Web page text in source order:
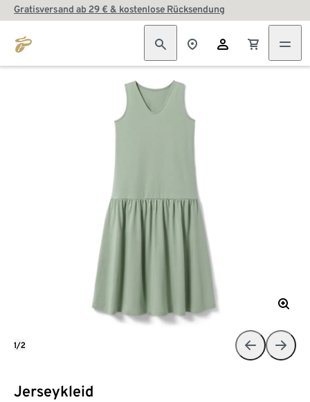
Gratisversand ab 29 € & kostenlose Rücksendung
Jerseykleid
1/2